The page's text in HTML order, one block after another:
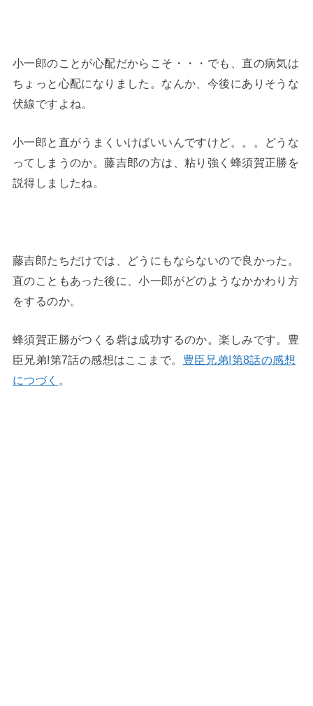
小一郎のことが心配だからこそ・・・でも、直の病気は
ちょっと心配になりました。なんか、今後にありそうな
伏線ですよね。
小一郎と直がうまくいけばいいんですけど。。。どうな
ってしまうのか。藤吉郎の方は、粘り強く蜂須賀正勝を
説得しましたね。
藤吉郎たちだけでは、どうにもならないので良かった。
直のこともあった後に、小一郎がどのようなかかわり方
をするのか。
蜂須賀正勝がつくる砦は成功するのか。楽しみです。豊
臣兄弟!第7話の感想はここまで。 豊臣兄弟!第8話の感想
につづく 。